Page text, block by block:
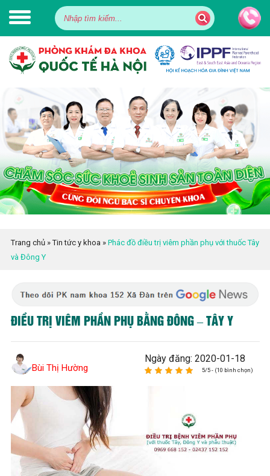
Trang chủ»Tin tức y khoa » Phác đồ điều trị viêm phần phụ với thuốc Tây
và Đông Y
ĐIỀU TRỊ VIÊM PHẦN PHỤ BẰNG ĐÔNG – TÂY Y
Bùi Thị Hường
Ngày đăng: 2020-01-18
5/5 - (10 bình chọn)